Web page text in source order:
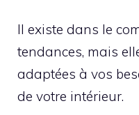
Il existe dans le
tendances, mais
adaptées à vos
de votre intérieur.